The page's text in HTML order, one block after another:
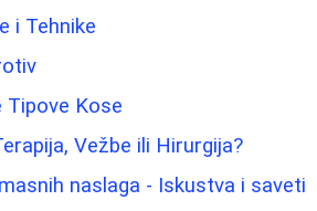
i Tehnike
Tipove Kose
Vežbe ili Hirurgija?
naslaga - Iskustva i saveti